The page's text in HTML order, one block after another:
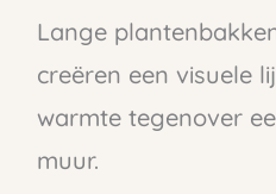
Lange
creëren een visuele
warmte tegenover
muur.